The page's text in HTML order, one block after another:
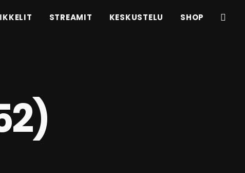
STREAMIT KESKUSTELU SHOP